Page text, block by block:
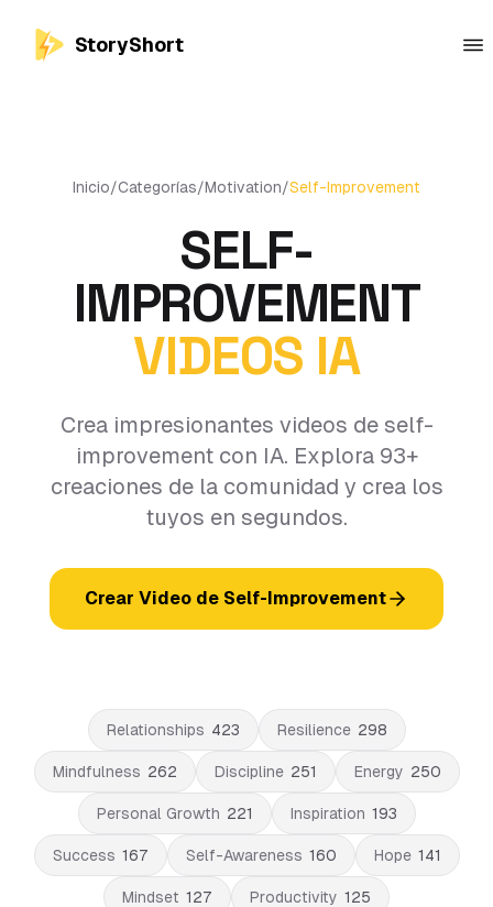
StoryShort
Inicio/Categorías/Motivation/Self-Improvement
SELF-
IMPROVEMENT
VIDEOS IA
Crea impresionantes videos de self-
improvement con IA. Explora 93+
creaciones de la comunidad y crea los
tuyos en segundos.
Crear Video de Self-Improvement
Relationships 423 Resilience 298
Mindfulness 262 Discipline 251 Energy 250
Personal Growth 221 Inspiration 193
Success 167 Self-Awareness 160 Hope 141
Mindset 127 Productivity 125